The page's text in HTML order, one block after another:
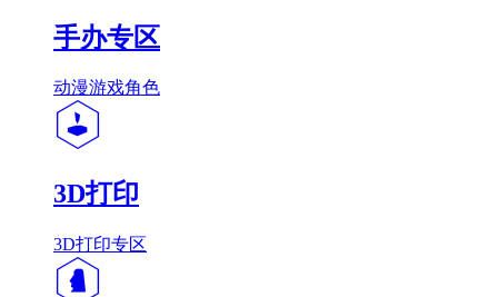
手办专区
动漫游戏角色
3D打印
3D打印专区